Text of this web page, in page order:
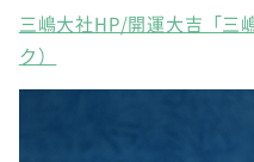
三嶋大社HP/開運大吉「三
ク）